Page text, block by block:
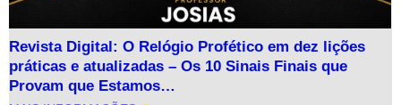
Revista Digital: O Relógio Profético em dez lições
práticas e atualizadas – Os 10 Sinais Finais que
Provam que Estamos…